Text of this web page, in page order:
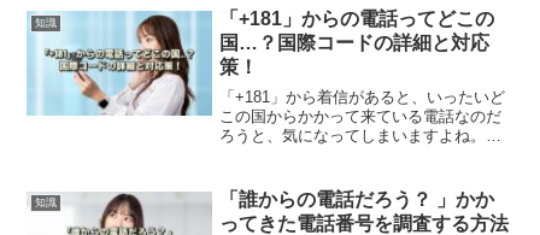
ることを防ぐ方法などをご紹介します。
知識
「+181」からの電話ってどこの
国…？国際コードの詳細と対応
策！
「+181」から着信があると、いったいど
この国からかかって来ている電話なのだ
ろうと、気になってしまいますよね。
事では、この番号からかかってくる詳細
について解説します。
知識
「誰からの電話だろう？ 」かか
ってきた電話番号を調査する方法